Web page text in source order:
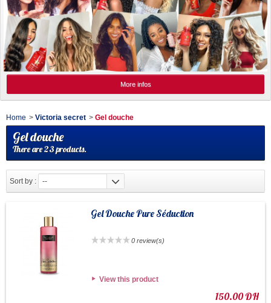
More infos
Home > Victoria secret > Gel douche
Gel douche
There are 23 products.
Sort by : --
Gel Douche Pure Séduction
0 review(s)
View this product
150.00 DH